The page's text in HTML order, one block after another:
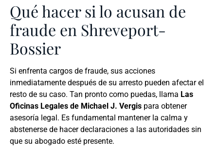
Qué hacer si lo acusan de
fraude en Shreveport-
Bossier
Si enfrenta cargos de fraude, sus acciones
inmediatamente después de su arresto pueden afectar el
resto de su caso. Tan pronto como puedas, llama Las
Oficinas Legales de Michael J. Vergis para obtener
asesoría legal. Es fundamental mantener la calma y
abstenerse de hacer declaraciones a las autoridades sin
que su abogado esté presente.